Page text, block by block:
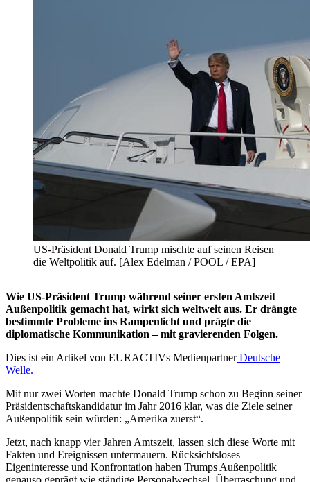
US-Präsident Donald Trump mischte auf seinen Reisen
die Weltpolitik auf. [Alex Edelman / POOL / EPA]
Wie US-Präsident Trump während seiner ersten Amtszeit
Außenpolitik gemacht hat, wirkt sich weltweit aus. Er drängte
bestimmte Probleme ins Rampenlicht und prägte die
diplomatische Kommunikation – mit gravierenden Folgen.
Dies ist ein Artikel von EURACTIVs MedienpartnerDeutsche
Welle.
Mit nur zwei Worten machte Donald Trump schon zu Beginn seiner
Präsidentschaftskandidatur im Jahr 2016 klar, was die Ziele seiner
Außenpolitik sein würden: „Amerika zuerst“.
Jetzt, nach knapp vier Jahren Amtszeit, lassen sich diese Worte mit
Fakten und Ereignissen untermauern. Rücksichtsloses
Eigeninteresse und Konfrontation haben Trumps Außenpolitik